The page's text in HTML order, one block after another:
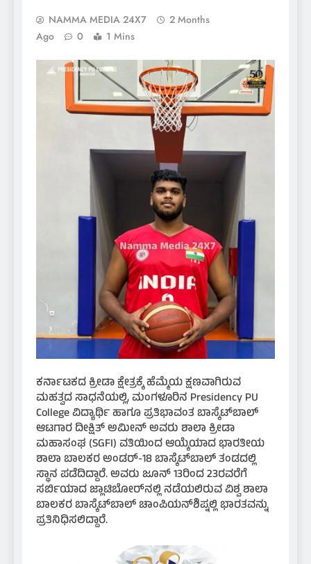
NAMMA MEDIA 24X7
2 Months
Ago
0 1 Mins
ಕರ್ನಾಟಕದ ಕ್ರೀಡಾ ಕ್ಷೇತ್ರಕ್ಕೆ ಹೆಮ್ಮೆಯ ಕ್ಷಣವಾಗಿರುವ
ಮಹತ್ವದ ಸಾಧನೆಯಲ್ಲಿ, ಮಂಗಳೂರಿನ Presidency PU
College ವಿದ್ಯಾರ್ಥಿ ಹಾಗೂ ಪ್ರತಿಭಾವಂತ ಬಾಸ್ಕೆಟ್‌ಬಾಲ್
ಆಟಗಾರ ದೀಕ್ಷಿತ್ ಅಮೀನ್ ಅವರು ಶಾಲಾ ಕ್ರೀಡಾ
ಮಹಾಸಂಘ (SGFI) ವತಿಯಿಂದ ಆಯ್ಕೆಯಾದ ಭಾರತೀಯ
ಶಾಲಾ ಬಾಲಕರ ಅಂಡರ್-18 ಬಾಸ್ಕೆಟ್‌ಬಾಲ್ ತಂಡದಲ್ಲಿ
ಸ್ಥಾನ ಪಡೆದಿದ್ದಾರೆ. ಅವರು ಜೂನ್ 13ರಿಂದ 23ರವರೆಗೆ
ಸರ್ಬಿಯಾದ ಜ್ಲಾಟಿಬೋರ್‌ನಲ್ಲಿ ನಡೆಯಲಿರುವ ವಿಶ್ವ ಶಾಲಾ
ಬಾಲಕರ ಬಾಸ್ಕೆಟ್‌ಬಾಲ್ ಚಾಂಪಿಯನ್‌ಶಿಪ್ನಲ್ಲಿ ಭಾರತವನ್ನು
ಪ್ರತಿನಿಧಿಸಲಿದ್ದಾರೆ.